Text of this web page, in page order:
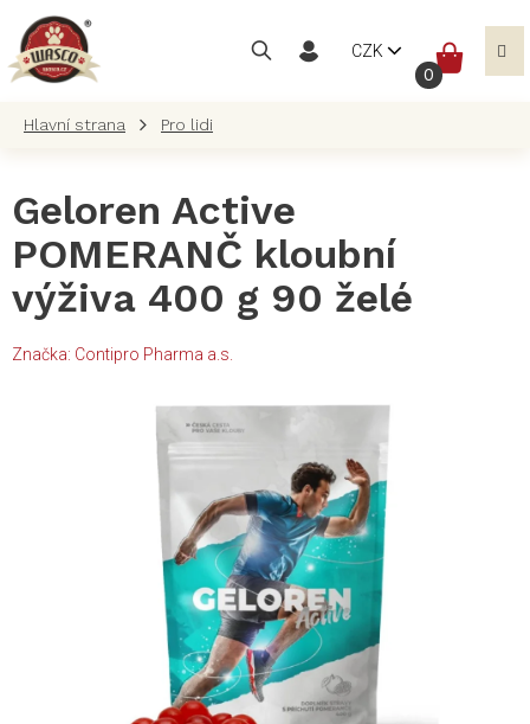
obsah
CZK
Pro lidi
Geloren Active
POMERANČ kloubní
výživa 400 g 90 želé
Značka: Contipro Pharma a.s.